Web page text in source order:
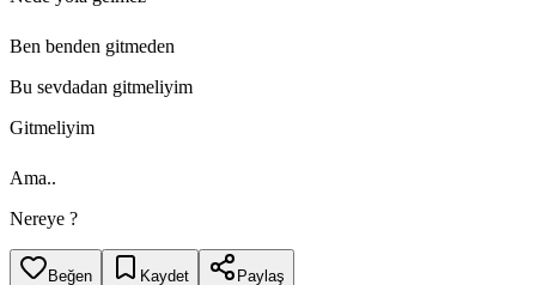
Ben benden gitmeden
Bu sevdadan gitmeliyim
Gitmeliyim
Ama..
Nereye ?
Beğen Kaydet Paylaş